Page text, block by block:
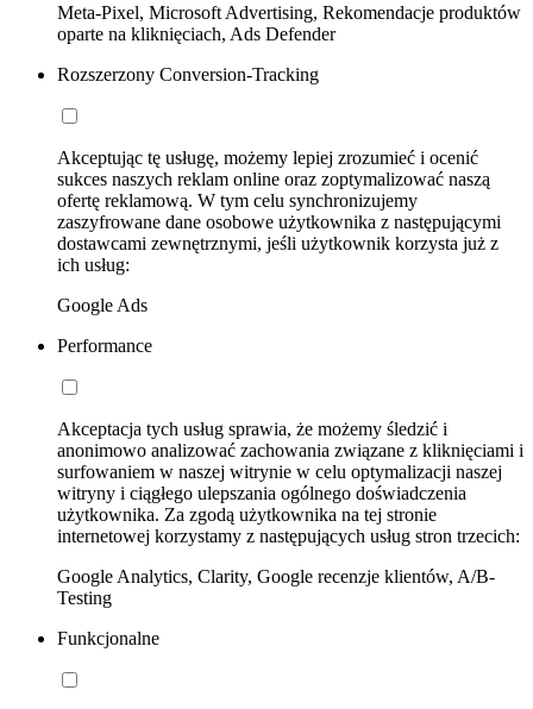
Meta-Pixel, Microsoft Advertising, Rekomendacje produktów
oparte na kliknięciach, Ads Defender
Rozszerzony Conversion-Tracking
Akceptując tę usługę, możemy lepiej zrozumieć i ocenić
sukces naszych reklam online oraz zoptymalizować naszą
ofertę reklamową. W tym celu synchronizujemy
zaszyfrowane dane osobowe użytkownika z następującymi
dostawcami zewnętrznymi, jeśli użytkownik korzysta już z
ich usług:
Google Ads
Performance
Akceptacja tych usług sprawia, że możemy śledzić i
anonimowo analizować zachowania związane z kliknięciami i
surfowaniem w naszej witrynie w celu optymalizacji naszej
witryny i ciągłego ulepszania ogólnego doświadczenia
użytkownika. Za zgodą użytkownika na tej stronie
internetowej korzystamy z następujących usług stron trzecich:
Google Analytics, Clarity, Google recenzje klientów, A/B-
Testing
Funkcjonalne